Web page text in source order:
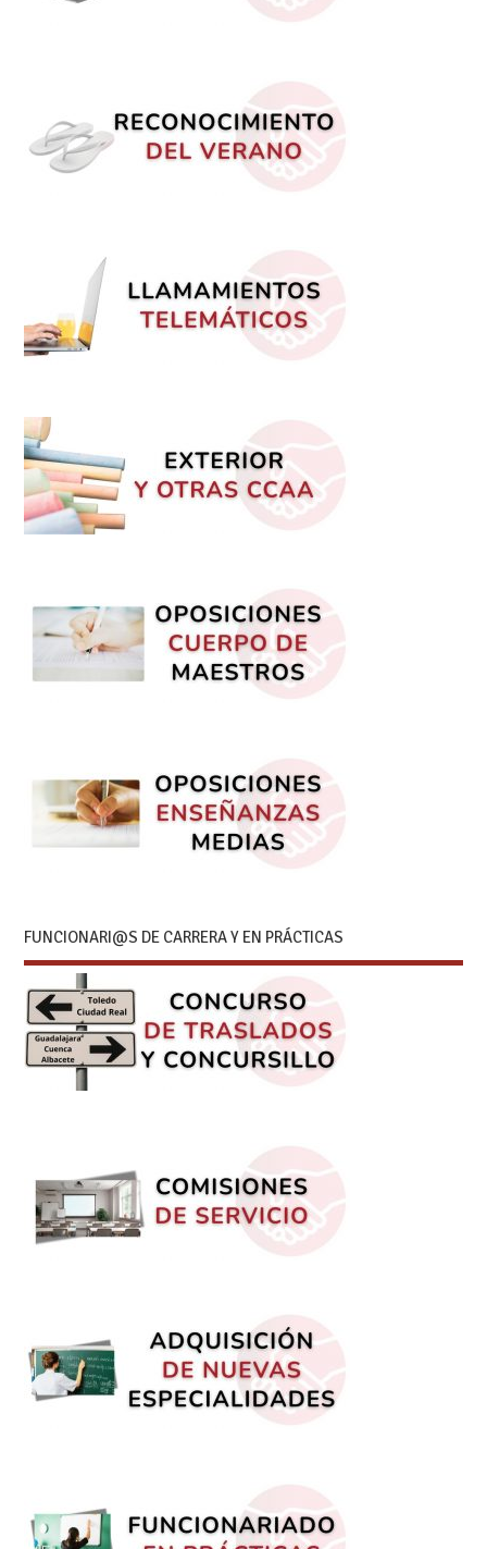
FUNCIONARI@S DE CARRERA Y EN PRÁCTICAS